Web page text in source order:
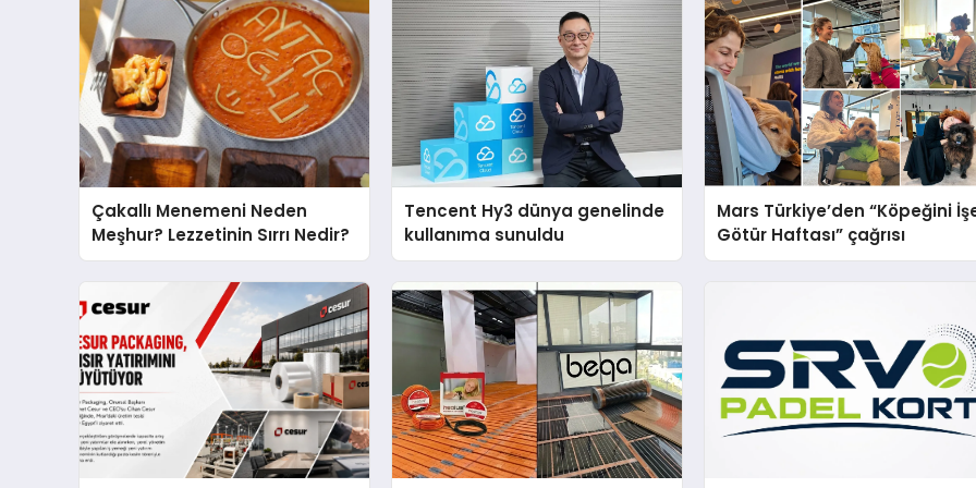
Çakallı Menemeni Neden
Meşhur? Lezzetinin Sırrı Nedir?
Tencent Hy3 dünya genelinde
kullanıma sunuldu
Mars Türkiye’den “Köpeğini
Götür Haftası” çağrısı